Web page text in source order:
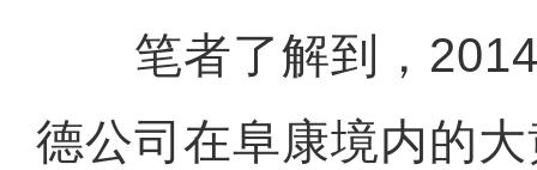
笔者了解到，2014
德公司在阜康境内的